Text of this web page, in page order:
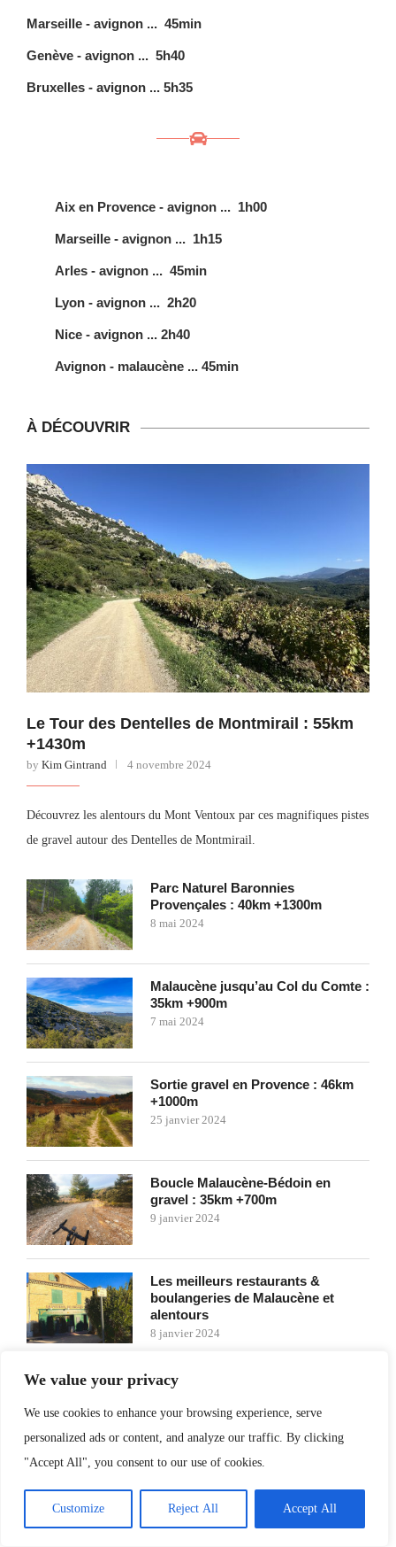
We value your privacy
We use cookies to enhance your browsing experience, serve
personalized ads or content, and analyze our traffic. By clicking
"Accept All", you consent to our use of cookies.
Customize Reject All Accept All
Marseille - avignon ... 45min
Genève - avignon ... 5h40
Bruxelles - avignon ... 5h35
Aix en Provence - avignon ... 1h00
Marseille - avignon ... 1h15
Arles - avignon ... 45min
Lyon - avignon ... 2h20
Nice - avignon ... 2h40
Avignon - malaucène ... 45min
À DÉCOUVRIR
Le Tour des Dentelles de Montmirail : 55km
+1430m
by Kim Gintrand 4 novembre 2024
Découvrez les alentours du Mont Ventoux par ces magnifiques pistes
de gravel autour des Dentelles de Montmirail.
Parc Naturel Baronnies
Provençales : 40km +1300m
8 mai 2024
Malaucène jusqu’au Col du Comte :
35km +900m
7 mai 2024
Sortie gravel en Provence : 46km
+1000m
25 janvier 2024
Boucle Malaucène-Bédoin en
gravel : 35km +700m
9 janvier 2024
Les meilleurs restaurants &
boulangeries de Malaucène et
alentours
8 janvier 2024
FRANCE GRAVEL GRAVEL ROUTE
ITINÉRAIRE GRAVEL ITINÉRAIRE VÉLO VAUCLUSE
0 comments